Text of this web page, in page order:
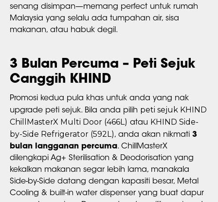
senang disimpan—memang perfect untuk rumah
Malaysia yang selalu ada tumpahan air, sisa
makanan, atau habuk degil.
3 Bulan Percuma – Peti Sejuk
Canggih KHIND
Promosi kedua pula khas untuk anda yang nak
upgrade peti sejuk. Bila anda pilih peti sejuk KHIND
ChillMasterX Multi Door (466L) atau KHIND Side-
by-Side Refrigerator (592L), anda akan nikmati 3
bulan langganan percuma. ChillMasterX
dilengkapi Ag+ Sterilisation & Deodorisation yang
kekalkan makanan segar lebih lama, manakala
Side-by-Side datang dengan kapasiti besar, Metal
Cooling & built-in water dispenser yang buat dapur